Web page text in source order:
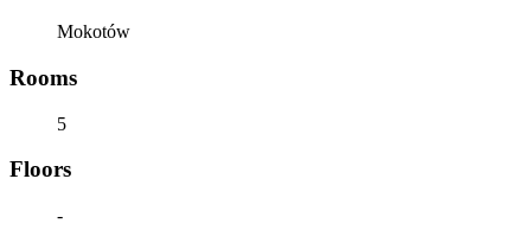
Mokotów
Rooms
5
Floors
-